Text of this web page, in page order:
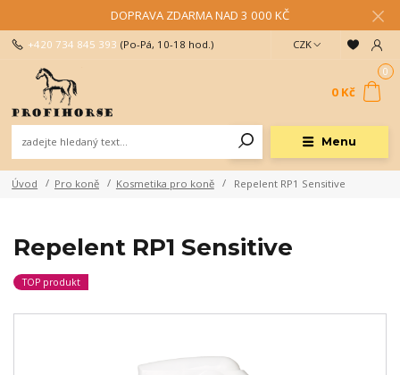
DOPRAVA ZDARMA NAD 3 000 KČ
Menu
CZK
+420 734 845 393 (Po-Pá, 10-18 hod.)
0
0 Kč
Úvod Pro koně Kosmetika pro koně Repelent RP1 Sensitive
Repelent RP1 Sensitive
TOP produkt